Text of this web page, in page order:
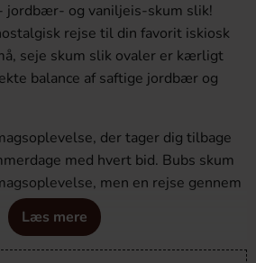
jordbær- og vaniljeis-skum slik!
rejse til din favorit iskiosk
seje skum slik ovaler er kærligt
balance af saftige jordbær og
der tager dig tilbage
med hvert bid. Bubs skum
men en rejse gennem
Læs mere